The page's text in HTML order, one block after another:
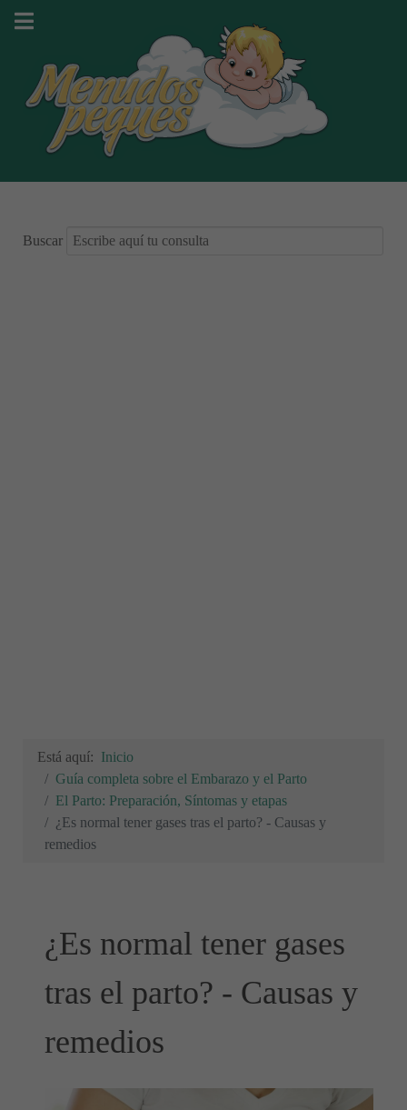
Buscar
Está aquí: Inicio
Guía completa sobre el Embarazo y el Parto
El Parto: Preparación, Síntomas y etapas
¿Es normal tener gases tras el parto? - Causas y
remedios
¿Es normal tener gases
tras el parto? - Causas y
remedios